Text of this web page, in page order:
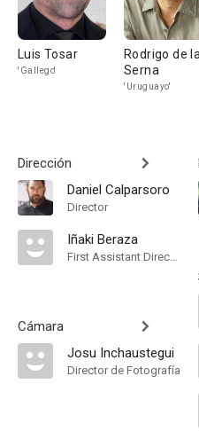
Luis Tosar
'Gallego'
Rodrigo de la
Serna
'Uruguayo'
Dirección
Daniel Calparsoro
Director
Iñaki Beraza
First Assistant Director
Cámara
Josu Inchaustegui
Director de Fotografía